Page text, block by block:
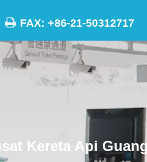
 FAX: +86-21-
Kereta Api